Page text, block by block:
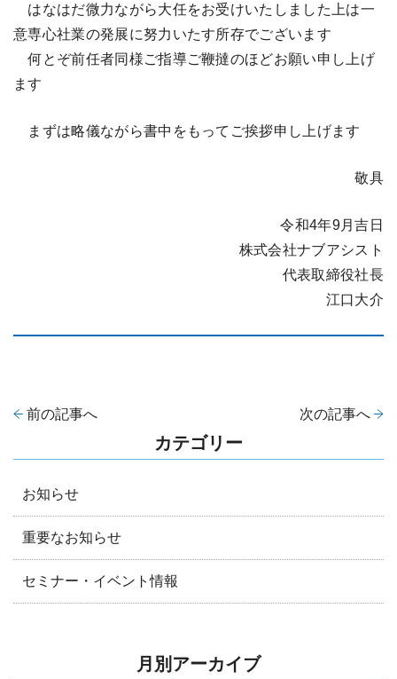
はなはだ微力ながら大任をお受けいたしました上は一
意専心社業の発展に努力いたす所存でございます
何とぞ前任者同様ご指導ご鞭撻のほどお願い申し上げ
ます
まずは略儀ながら書中をもってご挨拶申し上げます
敬具
令和4年9月吉日
株式会社ナブアシスト
代表取締役社長
江口大介
前の記事へ 次の記事へ
カテゴリー
お知らせ
重要なお知らせ
セミナー・イベント情報
月別アーカイブ